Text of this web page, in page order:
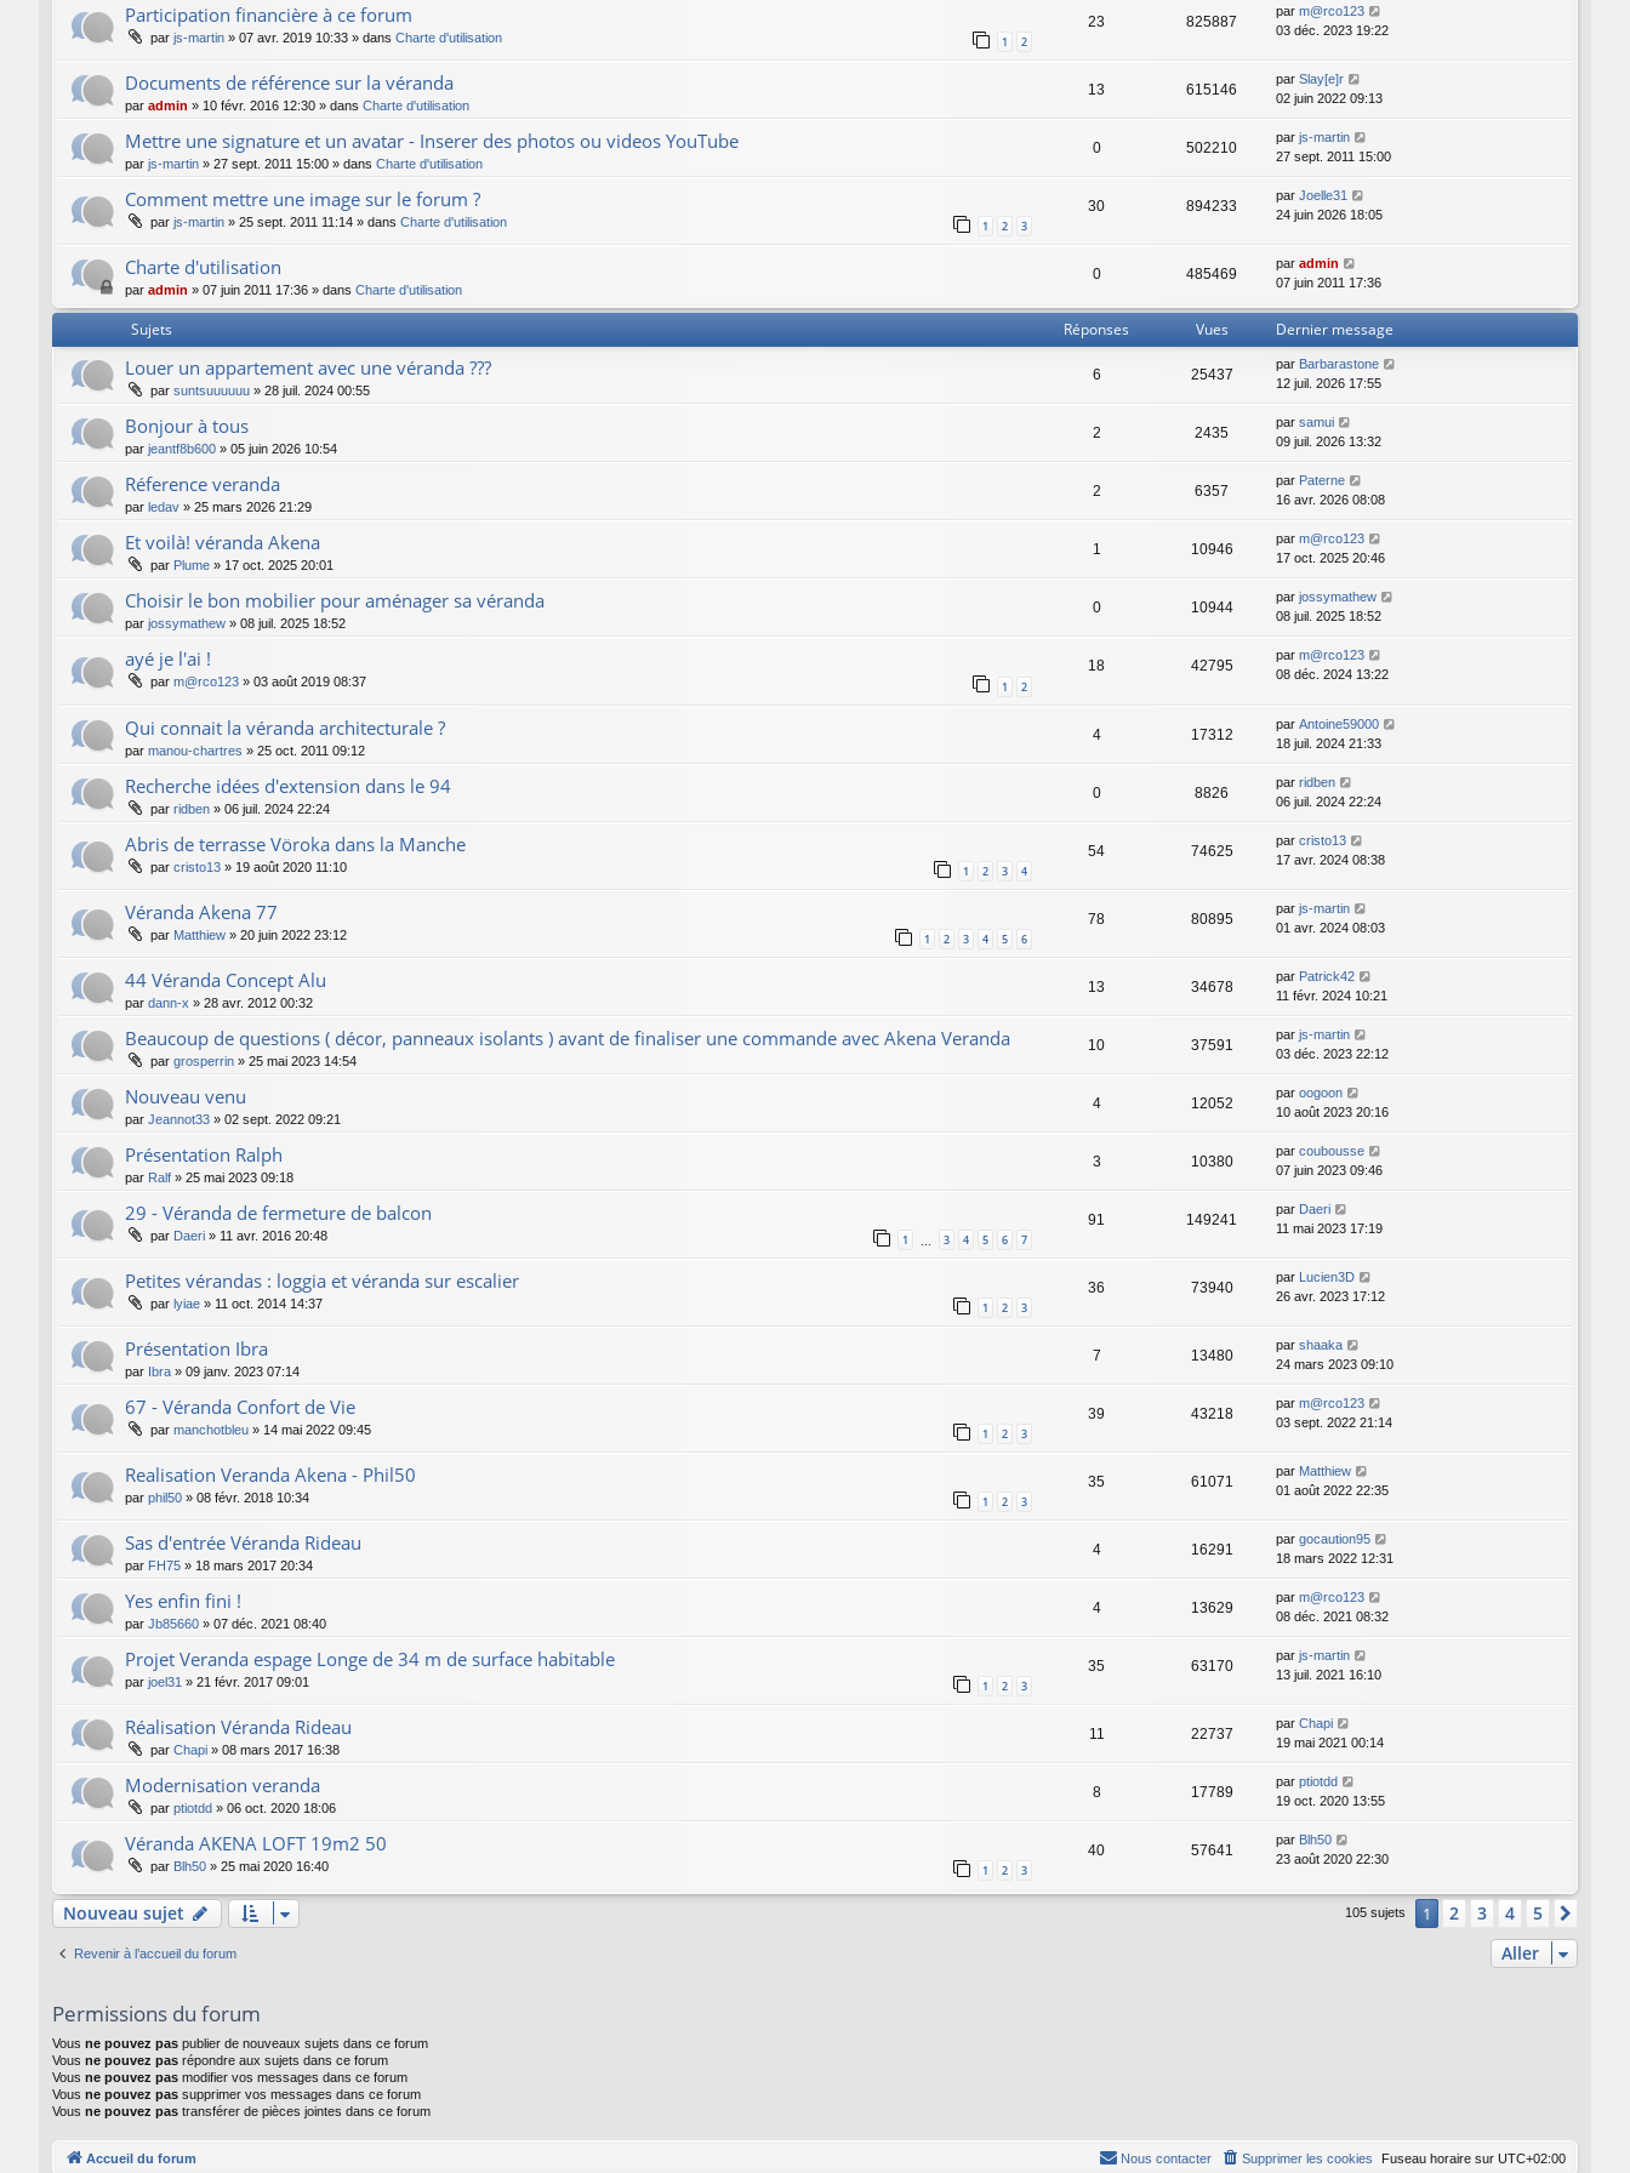
Participation financière à ce forum
par js-martin » 07 avr. 2019 10:33 » dans Charte d'utilisation 1 2
23 825887
par m@rco123
03 déc. 2023 19:22
Documents de référence sur la véranda
par admin » 10 févr. 2016 12:30 » dans Charte d'utilisation
13 615146
par Slay[e]r
02 juin 2022 09:13
Mettre une signature et un avatar - Inserer des photos ou videos YouTube
par js-martin » 27 sept. 2011 15:00 » dans Charte d'utilisation
0 502210
par js-martin
27 sept. 2011 15:00
Comment mettre une image sur le forum ?
par js-martin » 25 sept. 2011 11:14 » dans Charte d'utilisation 1 2 3
30 894233
par Joelle31
24 juin 2026 18:05
Charte d'utilisation
par admin » 07 juin 2011 17:36 » dans Charte d'utilisation
0 485469
par admin
07 juin 2011 17:36
Sujets Réponses Vues Dernier message
Louer un appartement avec une véranda ???
par suntsuuuuuu » 28 juil. 2024 00:55
6 25437
par Barbarastone
12 juil. 2026 17:55
Bonjour à tous
par jeantf8b600 » 05 juin 2026 10:54
2 2435
par samui
09 juil. 2026 13:32
Réference veranda
par ledav » 25 mars 2026 21:29
2 6357
par Paterne
16 avr. 2026 08:08
Et voilà! véranda Akena
par Plume » 17 oct. 2025 20:01
1 10946
par m@rco123
17 oct. 2025 20:46
Choisir le bon mobilier pour aménager sa véranda
par jossymathew » 08 juil. 2025 18:52
0 10944
par jossymathew
08 juil. 2025 18:52
ayé je l'ai !
par m@rco123 » 03 août 2019 08:37 1 2
18 42795
par m@rco123
08 déc. 2024 13:22
Qui connait la véranda architecturale ?
par manou-chartres » 25 oct. 2011 09:12
4 17312
par Antoine59000
18 juil. 2024 21:33
Recherche idées d'extension dans le 94
par ridben » 06 juil. 2024 22:24
0 8826
par ridben
06 juil. 2024 22:24
Abris de terrasse Vöroka dans la Manche
par cristo13 » 19 août 2020 11:10 1 2 3 4
54 74625
par cristo13
17 avr. 2024 08:38
Véranda Akena 77
par Matthiew » 20 juin 2022 23:12 1 2 3 4 5 6
78 80895
par js-martin
01 avr. 2024 08:03
44 Véranda Concept Alu
par dann-x » 28 avr. 2012 00:32
13 34678
par Patrick42
11 févr. 2024 10:21
Beaucoup de questions ( décor, panneaux isolants ) avant de finaliser une commande avec Akena Veranda
par grosperrin » 25 mai 2023 14:54
10 37591
par js-martin
03 déc. 2023 22:12
Nouveau venu
par Jeannot33 » 02 sept. 2022 09:21
4 12052
par oogoon
10 août 2023 20:16
Présentation Ralph
par Ralf » 25 mai 2023 09:18
3 10380
par coubousse
07 juin 2023 09:46
29 - Véranda de fermeture de balcon
par Daeri » 11 avr. 2016 20:48 1 3 4 5 6 7
91 149241
par Daeri
11 mai 2023 17:19
Petites vérandas : loggia et véranda sur escalier
par lyiae » 11 oct. 2014 14:37 1 2 3
36 73940
par Lucien3D
26 avr. 2023 17:12
Présentation Ibra
par Ibra » 09 janv. 2023 07:14
7 13480
par shaaka
24 mars 2023 09:10
67 - Véranda Confort de Vie
par manchotbleu » 14 mai 2022 09:45 1 2 3
39 43218
par m@rco123
03 sept. 2022 21:14
Realisation Veranda Akena - Phil50
par phil50 » 08 févr. 2018 10:34 1 2 3
35 61071
par Matthiew
01 août 2022 22:35
Sas d'entrée Véranda Rideau
par FH75 » 18 mars 2017 20:34
4 16291
par gocaution95
18 mars 2022 12:31
Yes enfin fini !
par Jb85660 » 07 déc. 2021 08:40
4 13629
par m@rco123
08 déc. 2021 08:32
Projet Veranda espage Longe de 34 m de surface habitable
par joel31 » 21 févr. 2017 09:01 1 2 3
35 63170
par js-martin
13 juil. 2021 16:10
Réalisation Véranda Rideau
par Chapi » 08 mars 2017 16:38
11 22737
par Chapi
19 mai 2021 00:14
Modernisation veranda
par ptiotdd » 06 oct. 2020 18:06
8 17789
par ptiotdd
19 oct. 2020 13:55
Véranda AKENA LOFT 19m2 50
par Blh50 » 25 mai 2020 16:40 1 2 3
40 57641
par Blh50
23 août 2020 22:30
Nouveau sujet 105 sujets 1 2 3 4 5
Revenir à l’accueil du forum Aller
Permissions du forum
Vous ne pouvez pas publier de nouveaux sujets dans ce forum
Vous ne pouvez pas répondre aux sujets dans ce forum
Vous ne pouvez pas modifier vos messages dans ce forum
Vous ne pouvez pas supprimer vos messages dans ce forum
Vous ne pouvez pas transférer de pièces jointes dans ce forum
Accueil du forum Fuseau horaire sur UTC+02:00
Supprimer les cookies
Nous contacter